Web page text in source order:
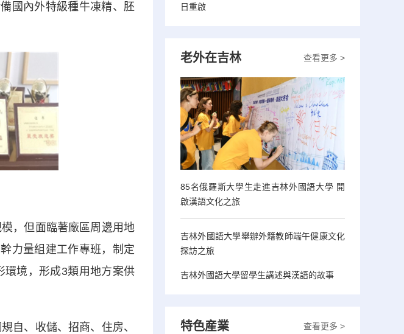
國內外特級種牛凍精、胚
，但面臨著廠區周邊用地
力量組建工作專班，制定
環境，形成3類用地方案供
、收儲、招商、住房、
日重啟
查看更多 >
老外在吉林
85名俄羅斯大學生走進吉林外國語大學 開
啟漢語文化之旅
吉林外國語大學舉辦外籍教師端午健康文化
探訪之旅
吉林外國語大學留學生講述與漢語的故事
查看更多 >
特色産業